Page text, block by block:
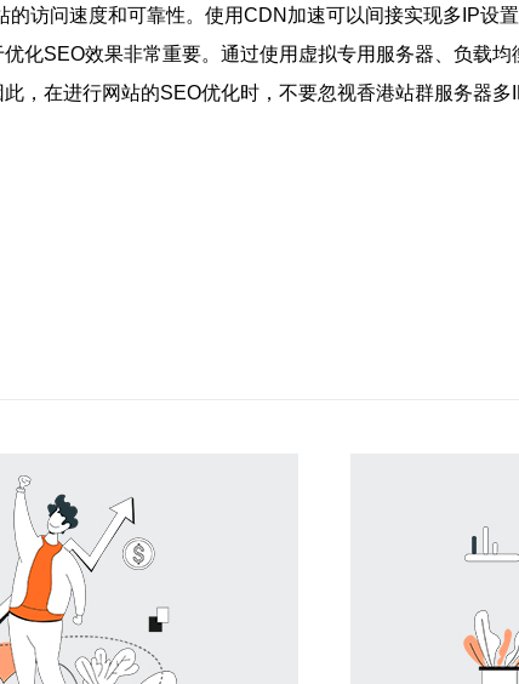
访问速度和可靠性。使用CDN加速可以间接实现多IP设置
化SEO效果非常重要。通过使用虚拟专用服务器、负载
在进行网站的SEO优化时，不要忽视香港站群服务器多